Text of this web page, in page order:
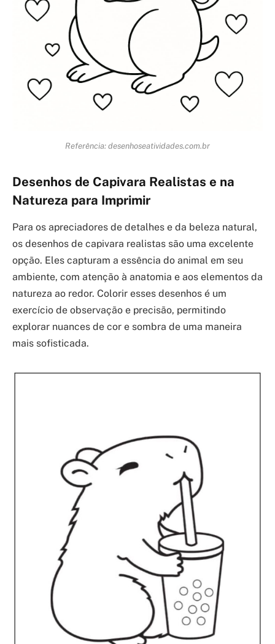
Referência: desenhoseatividades.com.br
Desenhos de Capivara Realistas e na
Natureza para Imprimir
Para os apreciadores de detalhes e da beleza natural,
os desenhos de capivara realistas são uma excelente
opção. Eles capturam a essência do animal em seu
ambiente, com atenção à anatomia e aos elementos da
natureza ao redor. Colorir esses desenhos é um
exercício de observação e precisão, permitindo
explorar nuances de cor e sombra de uma maneira
mais sofisticada.